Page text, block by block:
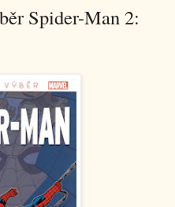
Spider-Man 2: